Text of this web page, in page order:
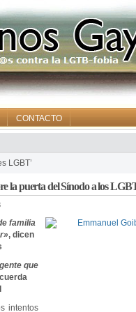
CONTACTO
LGBT’
la puerta del Sínodo a los
familia
, dicen
que
intentos